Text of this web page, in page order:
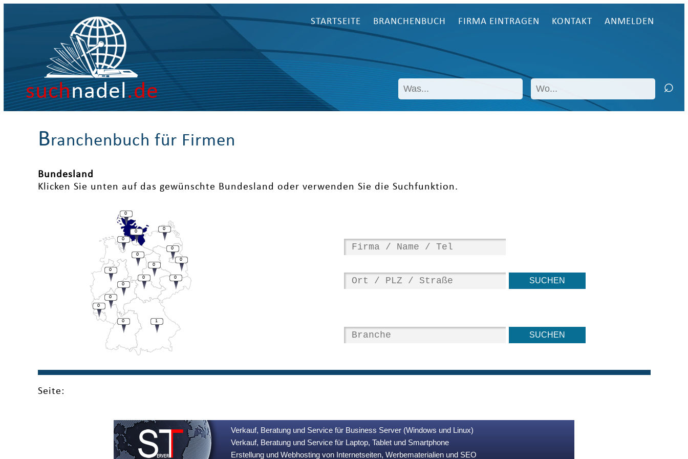
suchnadel.de
STARTSEITE BRANCHENBUCH FIRMA EINTRAGEN KONTAKT ANMELDEN
Branchenbuch für Firmen
Bundesland
Klicken Sie unten auf das gewünschte Bundesland oder verwenden Sie die Suchfunktion.
0
0
0
0
0
0
0
0
0
0
0
0
0
0
0
1
Seite:
Verkauf, Beratung und Service für Business Server (Windows und Linux)
Verkauf, Beratung und Service für Laptop, Tablet und Smartphone
Erstellung und Webhosting von Internetseiten, Werbematerialien und SEO